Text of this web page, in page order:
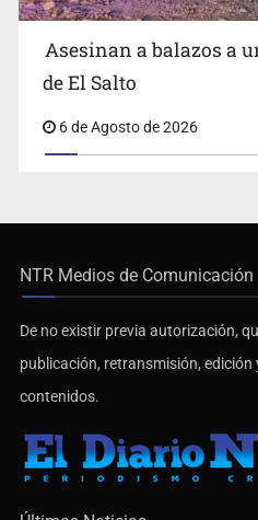
Asesinan a balazos a
de El Salto
6 de Agosto de 2026
NTR Medios de Comunicación
De no existir previa autorización,
publicación, retransmisión,
contenidos.